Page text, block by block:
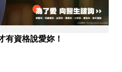
有資格說愛妳！